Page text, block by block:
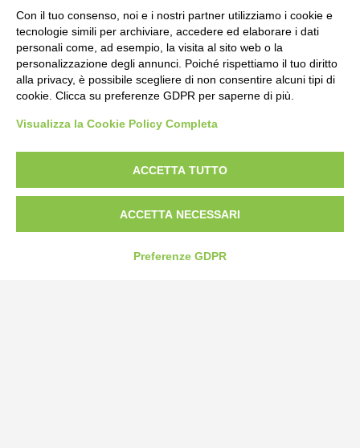
Strada Statale 231 Alba-Bra
Tel:0172-478161
Con il tuo consenso, noi e i nostri partner utilizziamo i cookie e
tecnologie simili per archiviare, accedere ed elaborare i dati
personali come, ad esempio, la visita al sito web o la
personalizzazione degli annunci. Poiché rispettiamo il tuo diritto
alla privacy, è possibile scegliere di non consentire alcuni tipi di
cookie. Clicca su preferenze GDPR per saperne di più.
Visualizza la Cookie Policy Completa
ACCETTA TUTTO
ACCETTA NECESSARI
Preferenze GDPR